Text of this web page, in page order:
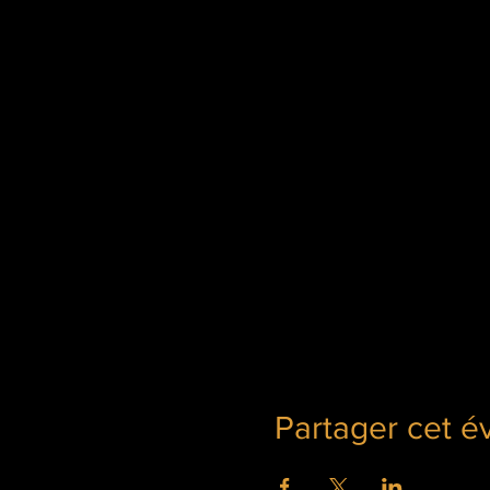
Partager cet